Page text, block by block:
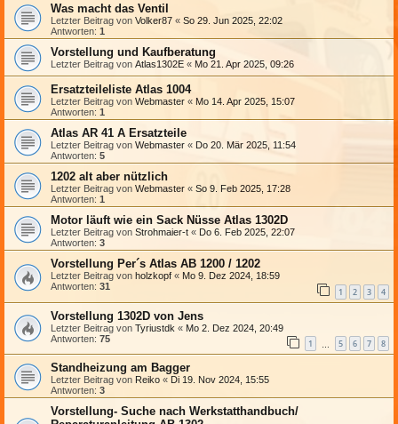
Was macht das Ventil
Letzter Beitrag von Volker87 « So 29. Jun 2025, 22:02
Antworten: 1
Vorstellung und Kaufberatung
Letzter Beitrag von Atlas1302E « Mo 21. Apr 2025, 09:26
Ersatzteileliste Atlas 1004
Letzter Beitrag von Webmaster « Mo 14. Apr 2025, 15:07
Antworten: 1
Atlas AR 41 A Ersatzteile
Letzter Beitrag von Webmaster « Do 20. Mär 2025, 11:54
Antworten: 5
1202 alt aber nützlich
Letzter Beitrag von Webmaster « So 9. Feb 2025, 17:28
Antworten: 1
Motor läuft wie ein Sack Nüsse Atlas 1302D
Letzter Beitrag von Strohmaier-t « Do 6. Feb 2025, 22:07
Antworten: 3
Vorstellung Per´s Atlas AB 1200 / 1202
Letzter Beitrag von holzkopf « Mo 9. Dez 2024, 18:59
Antworten: 31 1 2 3 4
Vorstellung 1302D von Jens
Letzter Beitrag von Tyriustdk « Mo 2. Dez 2024, 20:49
Antworten: 75 1 5 6 7 8
Standheizung am Bagger
Letzter Beitrag von Reiko « Di 19. Nov 2024, 15:55
Antworten: 3
Vorstellung- Suche nach Werkstatthandbuch/